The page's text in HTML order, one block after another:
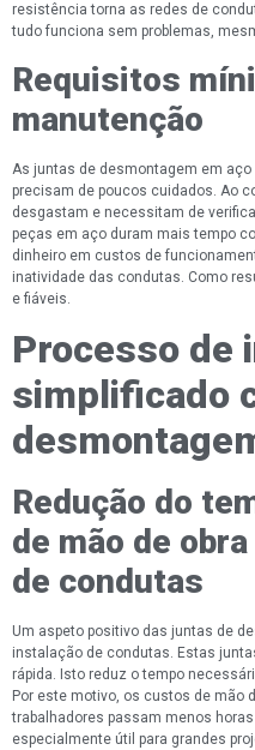
resistência torna as redes de
tudo funciona sem problemas,
Requisitos
manutenção
As juntas de desmontagem em
precisam de poucos cuidados. Ao
desgastam e necessitam de
peças em aço duram mais tempo
dinheiro em custos de
inatividade das condutas. Como
e fiáveis.
Processo de
simplificado
Redução do
de mão de
de condutas
Um aspeto positivo das juntas de
instalação de condutas. Estas
rápida. Isto reduz o tempo
Por este motivo, os custos de mão
trabalhadores passam menos
especialmente útil para grandes